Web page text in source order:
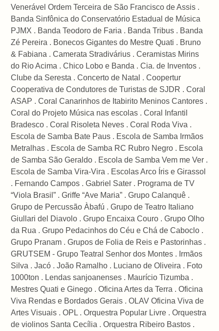
Venerável Ordem Terceira de São Francisco de Assis .
Banda Sinfônica do Conservatório Estadual de Música
PJMX . Banda Teodoro de Faria . Banda Tribus . Banda
Zé Pereira . Bonecos Gigantes do Mestre Quati . Bruno
& Fabiana . Camerata Stradivárius . Ceramistas Mirins
do Rio Acima . Chico Lobo e Banda . Cia. de Inventos .
Clube da Seresta . Concerto de Natal . Coopertur
Cooperativa de Condutores de Turistas de SJDR . Coral
ASAP . Coral Canarinhos de Itabirito Meninos Cantores .
Coral do Projeto Música nas escolas . Coral Infantil
Bradesco . Coral Risoleta Neves . Coral Roda Viva .
Escola de Samba Bate Paus . Escola de Samba Irmãos
Metralhas . Escola de Samba RC Rubro Negro . Escola
de Samba São Geraldo . Escola de Samba Vem me Ver .
Escola de Samba Vira-Vira . Escolas Arco Íris e Girassol
. Fernando Campos . Gabriel Sater . Programa de TV
“Viola Brasil” . Griffe “Ave Maria” . Grupo Calanquê .
Grupo de Percussão Àbafú . Grupo de Teatro Italiano
Giullari del Diavolo . Grupo Encaixa Couro . Grupo Olho
da Rua . Grupo Pedacinhos do Céu e Chá de Caboclo .
Grupo Pranam . Grupos de Folia de Reis e Pastorinhas .
GRUTSEM - Grupo Teatral Senhor dos Montes . Irmãos
Silva . Jacó . João Ramalho . Luciano de Oliveira . Foto
1000ton . Lendas sanjoanenses . Maurício Tizumba .
Mestres Quati e Ginego . Oficina Artes da Terra . Oficina
Viva Rendas e Bordados Gerais . OLAV Oficina Viva de
Artes Visuais . OPL . Orquestra Popular Livre . Orquestra
de violinos Santa Cecília . Orquestra Ribeiro Bastos .